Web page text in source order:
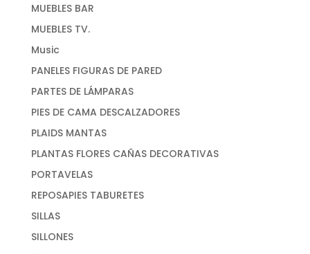
MUEBLES BAR
MUEBLES TV.
Music
PANELES FIGURAS DE PARED
PARTES DE LÁMPARAS
PIES DE CAMA DESCALZADORES
PLAIDS MANTAS
PLANTAS FLORES CAÑAS DECORATIVAS
PORTAVELAS
REPOSAPIES TABURETES
SILLAS
SILLONES